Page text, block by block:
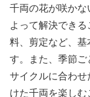
千両の花が咲かな
よって解決でき
料、剪定など、
す。また、季節
サイクルに合わ
けた千両を楽し